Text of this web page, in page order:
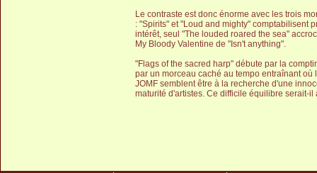
Le contraste est donc énorme avec les trois
: "Spirits" et "Loud and mighty" comptabilisent
intérêt, seul "The louded roared the sea"
My Bloody Valentine de "Isn't anything".
"Flags of the sacred harp" débute par la
par un morceau caché au tempo entraînant
JOMF semblent être à la recherche d'une
maturité d'artistes. Ce difficile équilibre serait-